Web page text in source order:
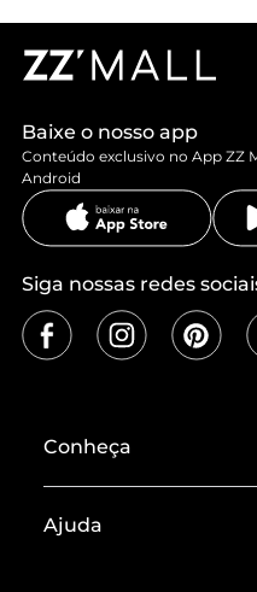
Baixe o nosso app
Conteúdo exclusivo no App ZZ
Android
Siga nossas redes
Conheça
Termos de Uso
Ajuda